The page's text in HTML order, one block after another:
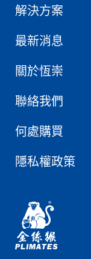
解決方案
最新消息
關於恆崇
聯絡我們
何處購買
隱私權政策